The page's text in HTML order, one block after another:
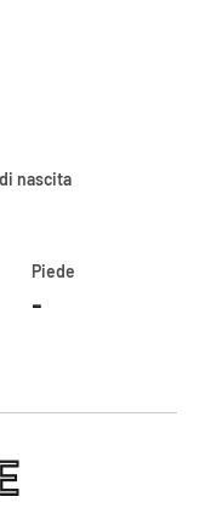
nascita
Piede
-